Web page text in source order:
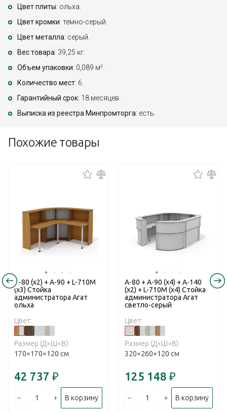
Цвет плиты: ольха.
Цвет кромки: темно-серый.
Цвет металла: серый.
Вес товара: 39,25 кг.
Объем упаковки: 0,089 м3 .
Количество мест: 6.
Гарантийный срок: 18 месяцев.
Выписка из реестра Минпромторга: есть.
Похожие товары
А-80 (x2) + А-90 + L-710М
(х3) Стойка
администратора Агат
ольха
Цвет:
Размер (Д×Ш×В):
170×170×120 см
42 737 ₽
– + В корзину
А-80 + А-90 (x4) + А-140
(x2) + L-710М (х4) Стойка
администратора Агат
светло-серый
Цвет:
Размер (Д×Ш×В):
320×260×120 см
125 148 ₽
– + В корзину